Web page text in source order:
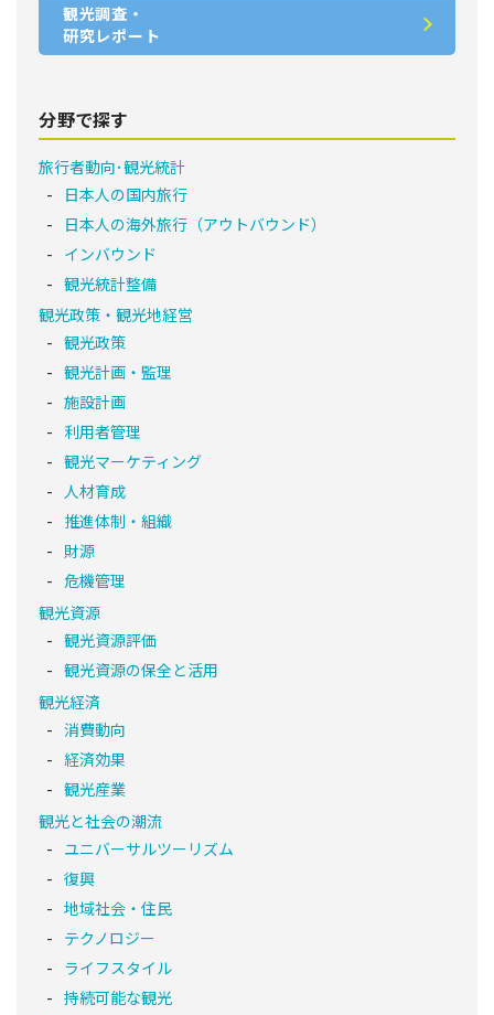
観光調査・
研究レポート
分野で探す
旅行者動向･観光統計
日本人の国内旅行
日本人の海外旅行（アウトバウンド）
インバウンド
観光統計整備
観光政策・観光地経営
観光政策
観光計画・監理
施設計画
利用者管理
観光マーケティング
人材育成
推進体制・組織
財源
危機管理
観光資源
観光資源評価
観光資源の保全と活用
観光経済
消費動向
経済効果
観光産業
観光と社会の潮流
ユニバーサルツーリズム
復興
地域社会・住民
テクノロジー
ライフスタイル
持続可能な観光